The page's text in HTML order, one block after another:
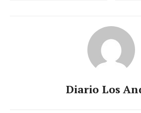
Diario Los